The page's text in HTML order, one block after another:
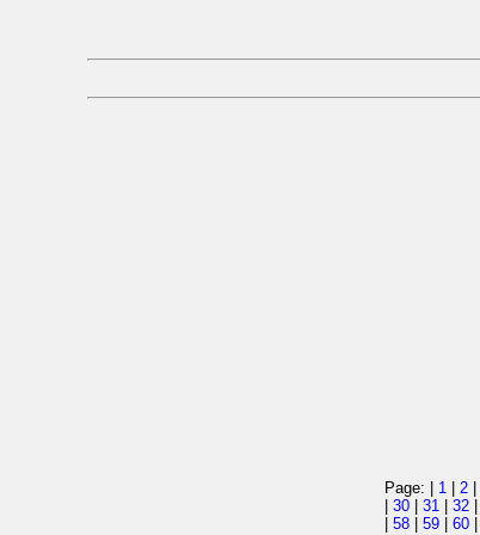
Page: | 1 2
30 31 32
58 59 60